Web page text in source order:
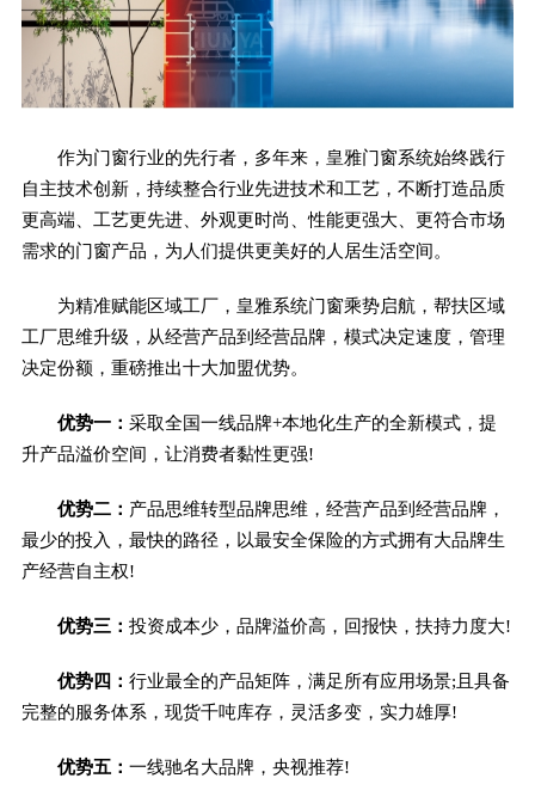
作为门窗行业的先行者，多年来，皇雅门窗系统始终践行
自主技术创新，持续整合行业先进技术和工艺，不断打造品质
更高端、工艺更先进、外观更时尚、性能更强大、更符合市场
需求的门窗产品，为人们提供更美好的人居生活空间。
为精准赋能区域工厂，皇雅系统门窗乘势启航，帮扶区域
工厂思维升级，从经营产品到经营品牌，模式决定速度，管理
决定份额，重磅推出十大加盟优势。
优势一： 采取全国一线品牌+本地化生产的全新模式，提
升产品溢价空间，让消费者黏性更强!
优势二： 产品思维转型品牌思维，经营产品到经营品牌，
最少的投入，最快的路径，以最安全保险的方式拥有大品牌生
产经营自主权!
优势三： 投资成本少，品牌溢价高，回报快，扶持力度大!
优势四： 行业最全的产品矩阵，满足所有应用场景;且具备
完整的服务体系，现货千吨库存，灵活多变，实力雄厚!
优势五： 一线驰名大品牌，央视推荐!